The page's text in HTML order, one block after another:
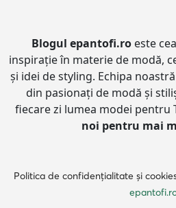
Blogul epantofi.ro este
inspirație în materie de modă,
și idei de styling. Echipa
din pasionați de modă și
fiecare zi lumea modei pentru
noi pentru mai
Politica de confidențialitate și